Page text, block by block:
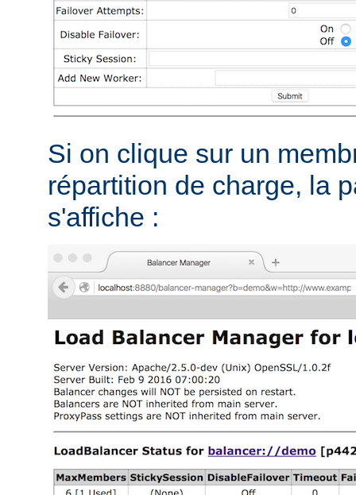
Si on clique sur un
répartition de charge, la
s'affiche :